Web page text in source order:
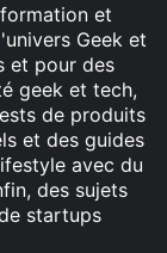
et
Geek et
et pour des
geek et tech,
de produits
et des guides
avec du
des sujets
startups